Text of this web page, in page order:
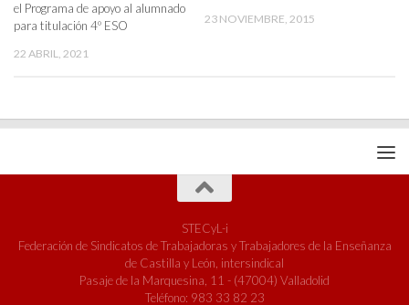
el Programa de apoyo al alumnado
para titulación 4º ESO
22 ABRIL, 2021
23 NOVIEMBRE, 2015
STECyL-i
Federación de Sindicatos de Trabajadoras y Trabajadores de la Enseñanza
de Castilla y León, intersindical
Pasaje de la Marquesina, 11 - (47004) Valladolid
Teléfono: 983 33 82 23